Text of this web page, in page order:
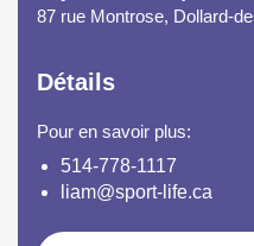
87 rue Montrose, Dollard-
Détails
Pour en savoir plus:
514-778-1117
liam@sport-life.ca